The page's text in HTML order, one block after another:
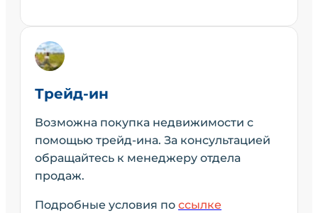
Трейд-ин
Возможна покупка недвижимости с
помощью трейд-ина. За консультацией
обращайтесь к менеджеру отдела
продаж.
Подробные условия по ссылке